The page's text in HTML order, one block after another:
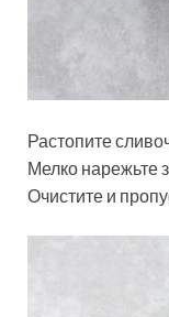
Растопите
Мелко нарежьте
Очистите и